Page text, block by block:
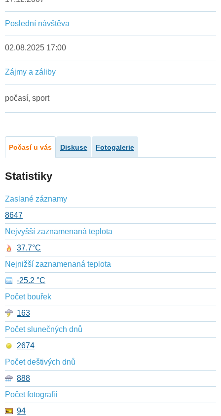
Poslední návštěva
02.08.2025 17:00
Zájmy a záliby
počasí, sport
Počasí u vás Diskuse Fotogalerie
Statistiky
Zaslané záznamy
8647
Nejvyšší zaznamenaná teplota
37.7°C
Nejnižší zaznamenaná teplota
-25.2 °C
Počet bouřek
163
Počet slunečných dnů
2674
Počet deštivých dnů
888
Počet fotografií
94